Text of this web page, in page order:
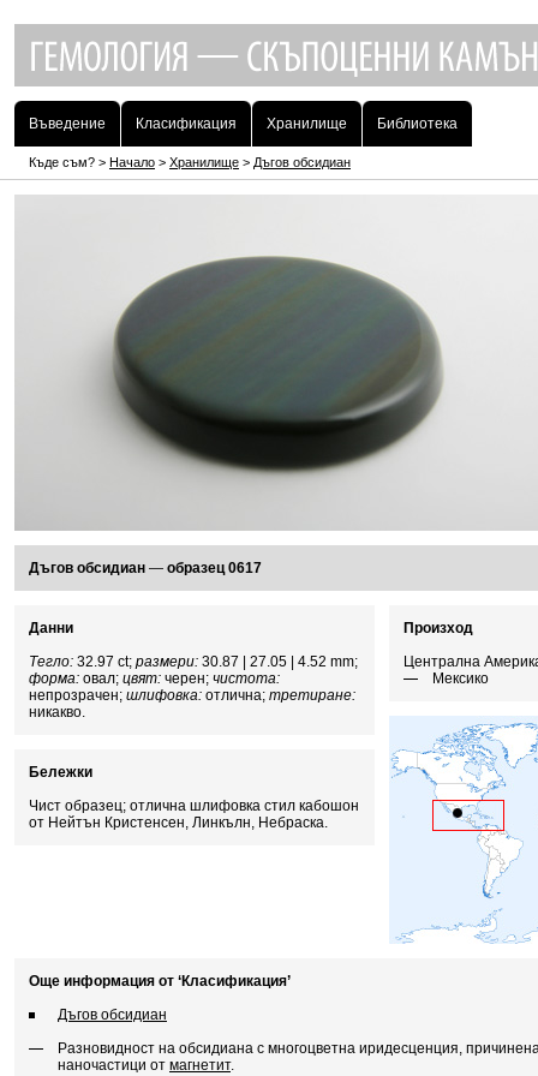
Въведение Класификация Хранилище Библиотека
Къде съм? > Начало > Хранилище > Дъгов обсидиан
Дъгов обсидиан — образец 0617
Произход
Централна
Мексико
Данни
Тегло: 32.97 ct; размери: 30.87 | 27.05 | 4.52 mm;
форма: овал; цвят: черен; чистота:
непрозрачен; шлифовка: отлична; третиране:
никакво.
Бележки
Чист образец; отлична шлифовка стил кабошон
от Нейтън Кристенсен, Линкълн, Небраска.
Още информация от ‘Класификация’
Дъгов обсидиан
Разновидност на обсидиана с многоцветна иридесценция,
наночастици от магнетит.